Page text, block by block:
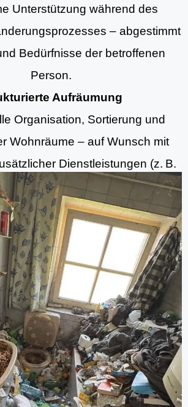
Unterstützung während des
– abgestimmt
Bedürfnisse der betroffenen
Person.
Aufräumung
Organisation, Sortierung und
Wohnräume – auf Wunsch mit
Dienstleistungen (z. B.
Entrümpelungsdiensten und
Grundreinigung).